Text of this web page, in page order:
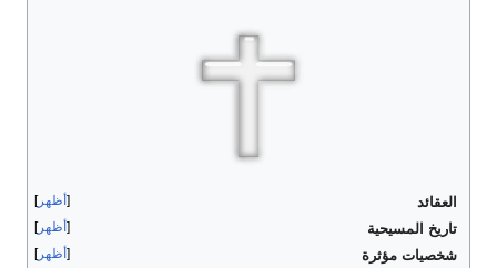
أظهر العقائد
أظهر تاريخ المسيحية
أظهر شخصيات مؤثرة